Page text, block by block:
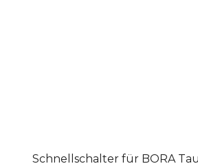
Schnellschalter für BORA